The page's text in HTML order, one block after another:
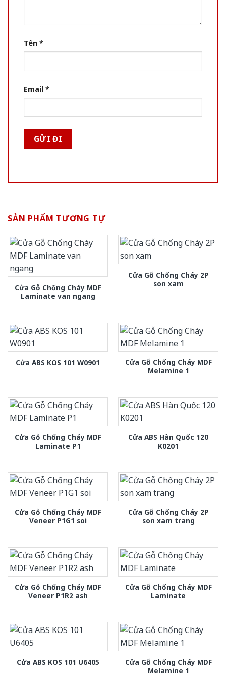
Tên *
Email *
SẢN PHẨM TƯƠNG TỰ
Cửa Gỗ Chống Cháy MDF
Laminate van ngang
Cửa Gỗ Chống Cháy 2P
son xam
Cửa ABS KOS 101 W0901
Cửa Gỗ Chống Cháy MDF
Melamine 1
Cửa Gỗ Chống Cháy MDF
Laminate P1
Cửa ABS Hàn Quốc 120
K0201
Cửa Gỗ Chống Cháy MDF
Veneer P1G1 soi
Cửa Gỗ Chống Cháy 2P
son xam trang
Cửa Gỗ Chống Cháy MDF
Veneer P1R2 ash
Cửa Gỗ Chống Cháy MDF
Laminate
Cửa ABS KOS 101 U6405
Cửa Gỗ Chống Cháy MDF
Melamine 1